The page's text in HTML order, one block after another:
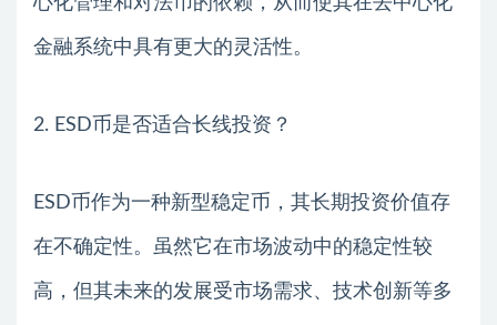
金融系统中具有更大的灵活性。
2. ESD币是否适合长线投资？
ESD币作为一种新型稳定币，其长期投资价值存
在不确定性。虽然它在市场波动中的稳定性较
高，但其未来的发展受市场需求、技术创新等多